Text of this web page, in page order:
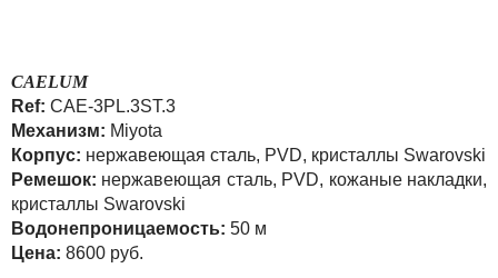
CAELUM
Ref: CAE-3PL.3ST.3
Механизм: Miyota
Корпус: нержавеющая сталь, PVD, кристаллы Swarovski
Ремешок: нержавеющая сталь, PVD, кожаные накладки,
кристаллы Swarovski
Водонепроницаемость: 50 м
Цена: 8600 руб.